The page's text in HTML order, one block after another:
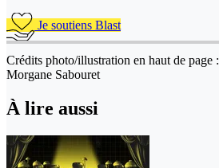
Je soutiens Blast
Crédits photo/illustration en haut de page :
Morgane Sabouret
À lire aussi